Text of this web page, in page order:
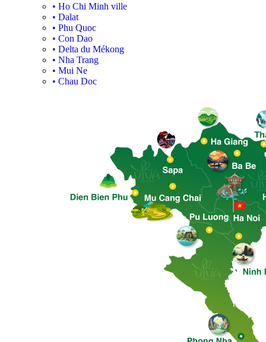
• Ho Chi Minh ville
• Dalat
• Phu Quoc
• Con Dao
• Delta du Mékong
• Nha Trang
• Mui Ne
• Chau Doc